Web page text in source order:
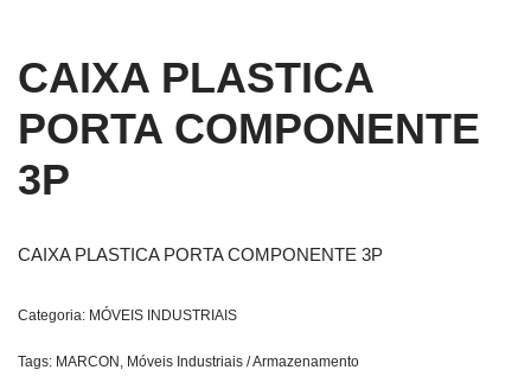
CAIXA PLASTICA
PORTA COMPONENTE
3P
CAIXA PLASTICA PORTA COMPONENTE 3P
Categoria: MÓVEIS INDUSTRIAIS
Tags: MARCON , Móveis Industriais / Armazenamento